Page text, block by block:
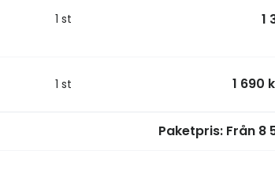
1 st 1
1 st 1 690
Paketpris: Från 8